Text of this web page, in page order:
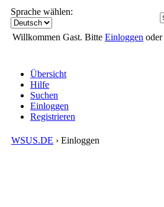
Sprache wählen:
Willkommen Gast. Bitte Einloggen oder
Übersicht
Hilfe
Suchen
Einloggen
Registrieren
WSUS.DE › Einloggen